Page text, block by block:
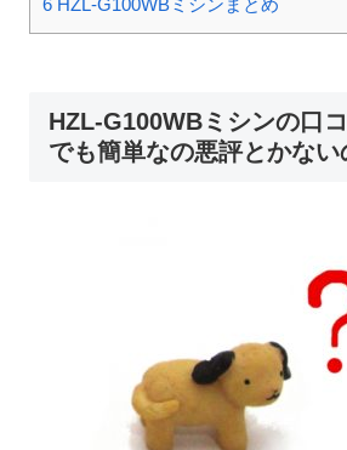
6 HZL-G100WBミシンまとめ
HZL-G100WBミシンの口
でも簡単なの悪評とかない